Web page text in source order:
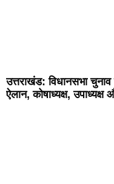
उत्तराखंड: विधानसभा
ऐलान, कोषाध्यक्ष,